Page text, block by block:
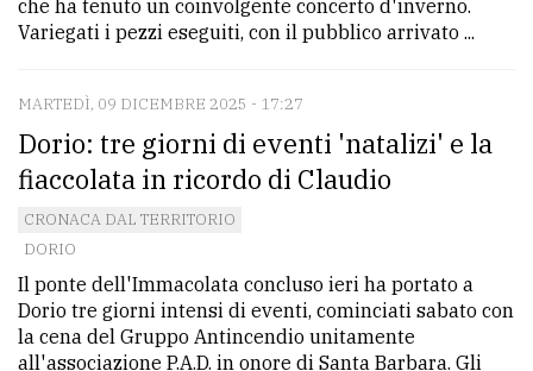
che ha tenuto un coinvolgente concerto d'inverno.
Variegati i pezzi eseguiti, con il pubblico arrivato ...
MARTEDÌ, 09 DICEMBRE 2025 - 17:27
Dorio: tre giorni di eventi 'natalizi' e la
fiaccolata in ricordo di Claudio
CRONACA DAL TERRITORIO
DORIO
Il ponte dell'Immacolata concluso ieri ha portato a
Dorio tre giorni intensi di eventi, cominciati sabato con
la cena del Gruppo Antincendio unitamente
all'associazione P.A.D. in onore di Santa Barbara. Gli